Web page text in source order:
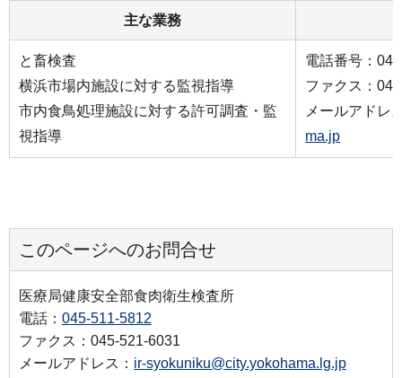
主な業務
と畜検査
横浜市場内施設に対する監視指導
市内食鳥処理施設に対する許可調査・監
視指導
電話番号：
ファクス：
メールアドレ
ma.jp
このページへのお問合せ
医療局健康安全部食肉衛生検査所
電話： 045-511-5812
ファクス：045-521-6031
メールアドレス： ir-syokuniku@city.yokohama.lg.jp